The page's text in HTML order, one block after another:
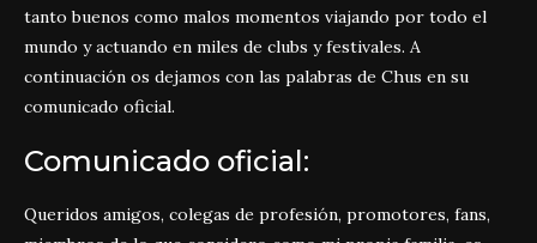
tanto buenos como malos momentos viajando por todo el
mundo y actuando en miles de clubs y festivales. A
continuación os dejamos con las palabras de Chus en su
comunicado oficial.
Comunicado oficial:
Queridos amigos, colegas de profesión, promotores, fans,